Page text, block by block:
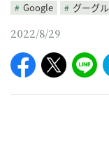
Google
グーグル
2022/8/29